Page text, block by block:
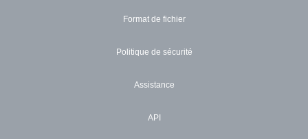
Format de fichier
Politique de sécurité
Assistance
API